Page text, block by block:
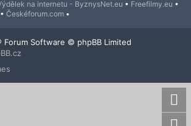
na internetu - ByznysNet.eu • Freefilmy.eu •
• Českéforum.com •
Forum Software © phpBB Limited